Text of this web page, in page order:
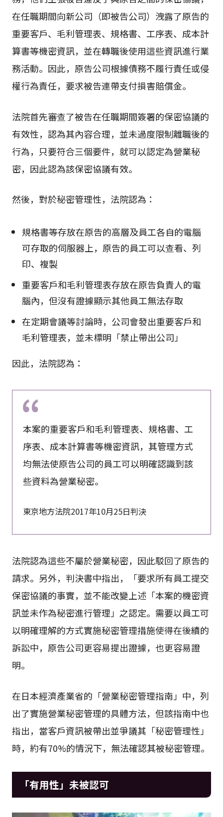
在任職期間向新公司（即被告公司）洩露了原告的
重要客戶、毛利管理表、規格書、工序表、成本計
算書等機密資訊，並在轉職後使用這些資訊進行業
務活動。因此，原告公司根據債務不履行責任或侵
權行為責任，要求被告連帶支付損害賠償金。
法院首先審查了被告在任職期間簽署的保密協議的
有效性，認為其內容合理，並未過度限制離職後的
行為，只要符合三個要件，就可以認定為營業秘
密，因此認為該保密協議有效。
然後，對於秘密管理性，法院認為：
規格書等存放在原告的高層及員工各自的電腦
可存取的伺服器上，原告的員工可以查看、列
印、複製
重要客戶和毛利管理表存放在原告負責人的電
腦內，但沒有證據顯示其他員工無法存取
在定期會議等討論時，公司會發出重要客戶和
毛利管理表，並未標明「禁止帶出公司」
因此，法院認為：
本案的重要客戶和毛利管理表、規格書、工
序表、成本計算書等機密資訊，其管理方式
均無法使原告公司的員工可以明確認識到該
些資料為營業秘密。
東京地方法院2017年10月25日判決
法院認為這些不屬於營業秘密，因此駁回了原告的
請求。另外，判決書中指出，「要求所有員工提交
保密協議的事實，並不能改變上述「本案的機密資
訊並未作為秘密進行管理」之認定。需要以員工可
以明確理解的方式實施秘密管理措施使得在後續的
訴訟中，原告公司更容易提出證據，也更容易證
明。
在日本經濟產業省的「營業秘密管理指南」中，列
出了實施營業秘密管理的具體方法，但該指南中也
指出，當客戶資訊被帶出並爭議其「秘密管理性」
時，約有70%的情況下，無法確認其被秘密管理。
「有用性」未被認可